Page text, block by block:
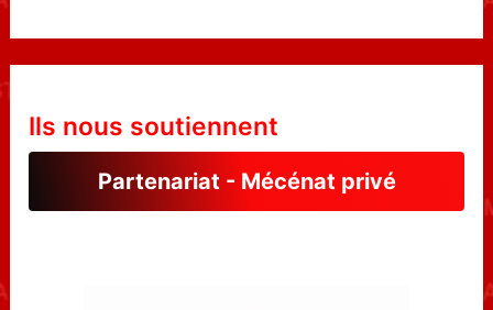
Ils nous soutiennent
Partenariat - Mécénat privé